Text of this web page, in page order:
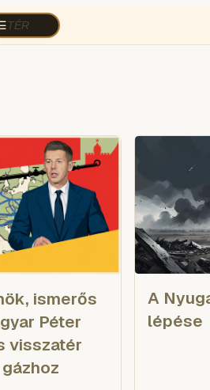
TÉR
ELEMZÉS
ismerős
Péter
visszatér
A
lépése